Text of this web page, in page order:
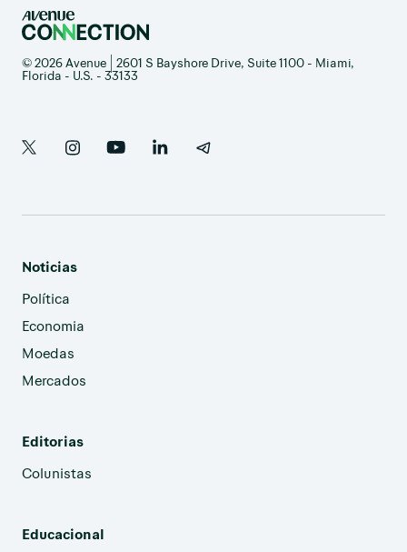
© 2026 Avenue | 2601 S Bayshore Drive, Suite 1100 - Miami,
Florida - U.S. - 33133
Noticias
Política
Economia
Moedas
Mercados
Editorias
Colunistas
Educacional